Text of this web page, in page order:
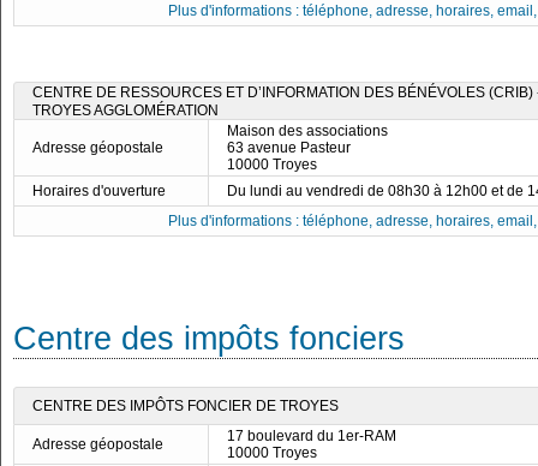
Plus d'informations : téléphone, adresse, horaires,
CENTRE DE RESSOURCES ET D’INFORMATION DES BÉNÉVOLES
TROYES AGGLOMÉRATION
Adresse géopostale
Maison des associations
63 avenue Pasteur
10000 Troyes
Horaires d'ouverture
Du lundi au vendredi de 08h30 à 12h00 et de
Plus d'informations : téléphone, adresse, horaires,
Centre des impôts fonciers
CENTRE DES IMPÔTS FONCIER DE TROYES
Adresse géopostale
17 boulevard du 1er-RAM
10000 Troyes